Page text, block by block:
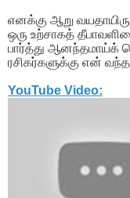
எனக்கு ஆறு
ஒரு உற்சாகத்
பார்த்து ஆனந்தமாய்க்
ரசிகர்களுக்கு என்
YouTube Video: